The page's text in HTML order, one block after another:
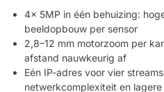
4x 5MP in één behuizing:
beeldopbouw per sensor
2,8–12 mm motorzoom per
afstand nauwkeurig af
Eén IP-adres voor vier
netwerkcomplexiteit en